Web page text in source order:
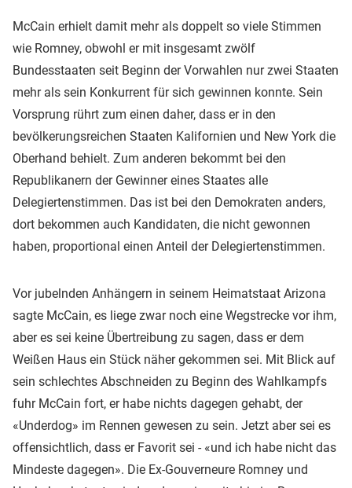
McCain erhielt damit mehr als doppelt so viele Stimmen
wie Romney, obwohl er mit insgesamt zwölf
Bundesstaaten seit Beginn der Vorwahlen nur zwei Staaten
mehr als sein Konkurrent für sich gewinnen konnte. Sein
Vorsprung rührt zum einen daher, dass er in den
bevölkerungsreichen Staaten Kalifornien und New York die
Oberhand behielt. Zum anderen bekommt bei den
Republikanern der Gewinner eines Staates alle
Delegiertenstimmen. Das ist bei den Demokraten anders,
dort bekommen auch Kandidaten, die nicht gewonnen
haben, proportional einen Anteil der Delegiertenstimmen.
Vor jubelnden Anhängern in seinem Heimatstaat Arizona
sagte McCain, es liege zwar noch eine Wegstrecke vor ihm,
aber es sei keine Übertreibung zu sagen, dass er dem
Weißen Haus ein Stück näher gekommen sei. Mit Blick auf
sein schlechtes Abschneiden zu Beginn des Wahlkampfs
fuhr McCain fort, er habe nichts dagegen gehabt, der
«Underdog» im Rennen gewesen zu sein. Jetzt aber sei es
offensichtlich, dass er Favorit sei - «und ich habe nicht das
Mindeste dagegen». Die Ex-Gouverneure Romney und